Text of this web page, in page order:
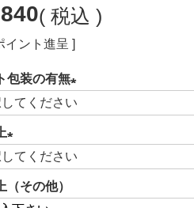
税込
イント進呈 ]
包装の有無
(必
(必
須)
（その他）